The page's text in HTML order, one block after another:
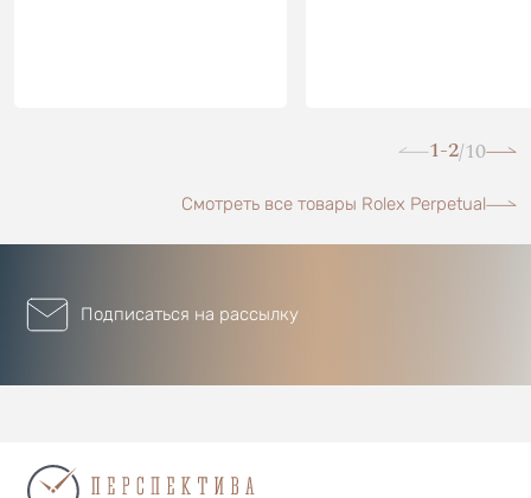
1-2/10
Смотреть все товары Rolex Perpetual
Подписаться на рассылку